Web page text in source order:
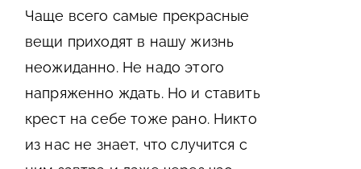
Чаще всего самые прекрасные
вещи приходят в нашу жизнь
неожиданно. Не надо этого
напряженно ждать. Но и ставить
крест на себе тоже рано. Никто
из нас не знает, что случится с